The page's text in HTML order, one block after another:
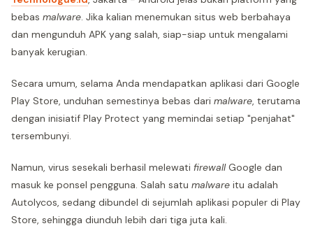
bebas malware. Jika kalian menemukan situs web berbahaya
dan mengunduh APK yang salah, siap-siap untuk mengalami
banyak kerugian.
Secara umum, selama Anda mendapatkan aplikasi dari Google
Play Store, unduhan semestinya bebas dari malware, terutama
dengan inisiatif Play Protect yang memindai setiap "penjahat"
tersembunyi.
Namun, virus sesekali berhasil melewati firewallGoogle dan
masuk ke ponsel pengguna. Salah satu malware itu adalah
Autolycos, sedang dibundel di sejumlah aplikasi populer di Play
Store, sehingga diunduh lebih dari tiga juta kali.